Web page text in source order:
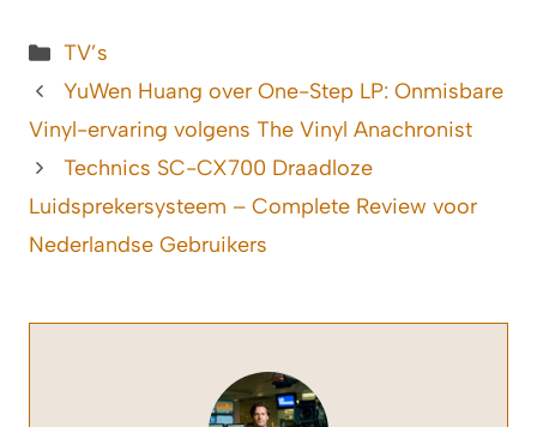
Categorieën
TV’s
YuWen Huang over One-Step LP: Onmisbare
Vinyl-ervaring volgens The Vinyl Anachronist
Technics SC-CX700 Draadloze
Luidsprekersysteem – Complete Review voor
Nederlandse Gebruikers